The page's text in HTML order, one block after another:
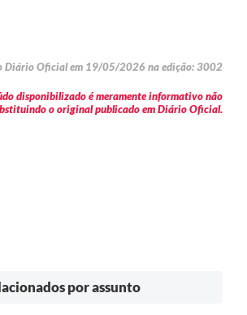
Diário Oficial em 19/05/2026 na edição: 3002
disponibilizado é meramente informativo não
o original publicado em Diário Oficial.
por assunto